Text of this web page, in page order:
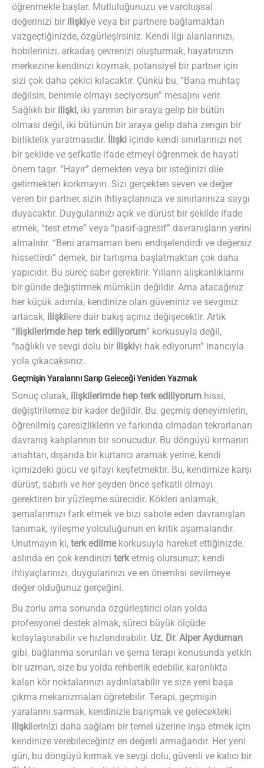
öğrenmekle başlar. Mutluluğunuzu ve varoluşsal
değerinizi bir ilişkiye veya bir partnere bağlamaktan
vazgeçtiğinizde, özgürleşirsiniz. Kendi ilgi alanlarınızı,
hobilerinizi, arkadaş çevrenizi oluşturmak, hayatınızın
merkezine kendinizi koymak, potansiyel bir partner için
sizi çok daha çekici kılacaktır. Çünkü bu, “Bana muhtaç
değilsin, benimle olmayı seçiyorsun” mesajını verir.
Sağlıklı bir ilişki, iki yarımın bir araya gelip bir bütün
olması değil, iki bütünün bir araya gelip daha zengin bir
birliktelik yaratmasıdır. İlişki içinde kendi sınırlarınızı net
bir şekilde ve şefkatle ifade etmeyi öğrenmek de hayati
önem taşır. “Hayır” demekten veya bir isteğinizi dile
getirmekten korkmayın. Sizi gerçekten seven ve değer
veren bir partner, sizin ihtiyaçlarınıza ve sınırlarınıza saygı
duyacaktır. Duygularınızı açık ve dürüst bir şekilde ifade
etmek, “test etme” veya “pasif-agresif” davranışların yerini
almalıdır. “Beni aramaman beni endişelendirdi ve değersiz
hissettirdi” demek, bir tartışma başlatmaktan çok daha
yapıcıdır. Bu süreç sabır gerektirir. Yılların alışkanlıklarını
bir günde değiştirmek mümkün değildir. Ama atacağınız
her küçük adımla, kendinize olan güveniniz ve sevginiz
artacak, ilişkilere dair bakış açınız değişecektir. Artık
“ilişkilerimde hep terk ediliyorum” korkusuyla değil,
“sağlıklı ve sevgi dolu bir ilişkiyi hak ediyorum” inancıyla
yola çıkacaksınız.
Geçmişin Yaralarını Sarıp Geleceği Yeniden Yazmak
Sonuç olarak, ilişkilerimde hep terk ediliyorum hissi,
değiştirilemez bir kader değildir. Bu, geçmiş deneyimlerin,
öğrenilmiş çaresizliklerin ve farkında olmadan tekrarlanan
davranış kalıplarının bir sonucudur. Bu döngüyü kırmanın
anahtarı, dışarıda bir kurtarıcı aramak yerine, kendi
içimizdeki gücü ve şifayı keşfetmektir. Bu, kendimize karşı
dürüst, sabırlı ve her şeyden önce şefkatli olmayı
gerektiren bir yüzleşme sürecidir. Kökleri anlamak,
şemalarımızı fark etmek ve bizi sabote eden davranışları
tanımak, iyileşme yolculuğunun en kritik aşamalarıdır.
Unutmayın ki, terk edilmekorkusuyla hareket ettiğinizde,
aslında en çok kendinizi terketmiş olursunuz; kendi
ihtiyaçlarınızı, duygularınızı ve en önemlisi sevilmeye
değer olduğunuz gerçeğini.
Bu zorlu ama sonunda özgürleştirici olan yolda
profesyonel destek almak, süreci büyük ölçüde
kolaylaştırabilir ve hızlandırabilir. Uz. Dr. Alper Ayduman
gibi, bağlanma sorunları ve şema terapi konusunda yetkin
bir uzman, size bu yolda rehberlik edebilir, karanlıkta
kalan kör noktalarınızı aydınlatabilir ve size yeni başa
çıkma mekanizmaları öğretebilir. Terapi, geçmişin
yaralarını sarmak, kendinizle barışmak ve gelecekteki
ilişkilerinizi daha sağlam bir temel üzerine inşa etmek için
kendinize verebileceğiniz en değerli armağandır. Her yeni
gün, bu döngüyü kırmak ve sevgi dolu, güvenli ve kalıcı bir